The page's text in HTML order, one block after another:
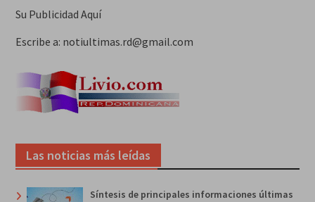
Su Publicidad Aquí
Escribe a: notiultimas.rd@gmail.com
Las noticias más leídas
Síntesis de principales informaciones últimas